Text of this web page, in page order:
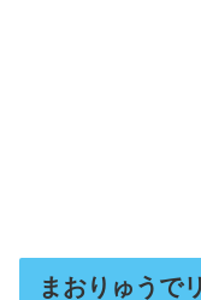
まおりゅうで